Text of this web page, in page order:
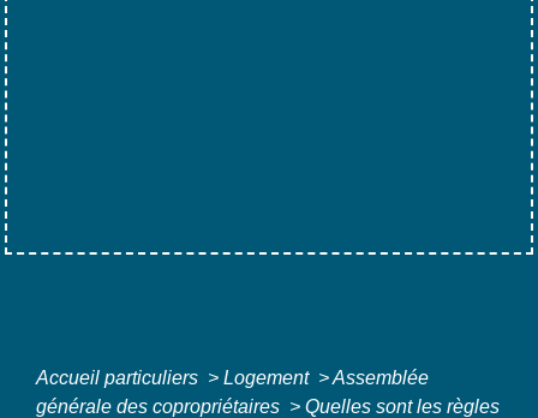
Accueil particuliers > Logement >Assemblée
générale des copropriétaires > Quelles sont les règles